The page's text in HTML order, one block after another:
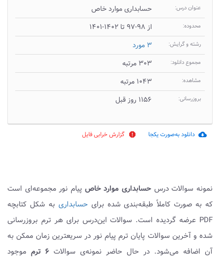
عنوان درس: حسابداری موارد خاص
محدوده: از ۹۸-۹۷ تا ۱۴۰۲-۱۴۰۱
رشته و گرایش: ۳ مورد
مجموع دانلود: ۳۰۳ مرتبه
مشاهده: ۱۰۴۳ مرتبه
بروزرسانی: ۱۱۵۶ روز قبل
cloud_download دانلود به‌صورت یکجا report گزارش خرابی فایل
نمونه سوالات درس حسابداری موارد خاص پیام نور مجموعه‌ای است
که به صورت کاملاً طبقه‌بندی شده برایحسابداری به شکل کتابچه
PDF عرضه گردیده است. سوالات این‌درس برای هر ترم بروزرسانی
شده و آخرین سوالات پایان ترم پیام نور در سریعترین زمان ممکن به
آن اضافه می‌شود. در حال حاضر نمونه‌ی سوالات ۶ ترم
موجود